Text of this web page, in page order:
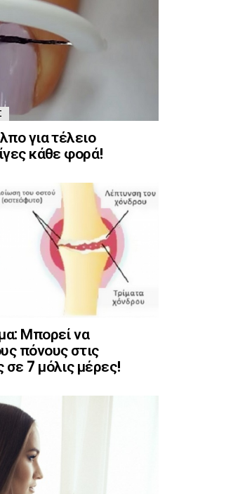
για τέλειο
κάθε φορά!
Μπορεί να
πόνους στις
7 μόλις μέρες!